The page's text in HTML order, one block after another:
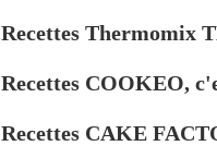
Recettes Thermomix
Recettes COOKEO,
Recettes CAKE